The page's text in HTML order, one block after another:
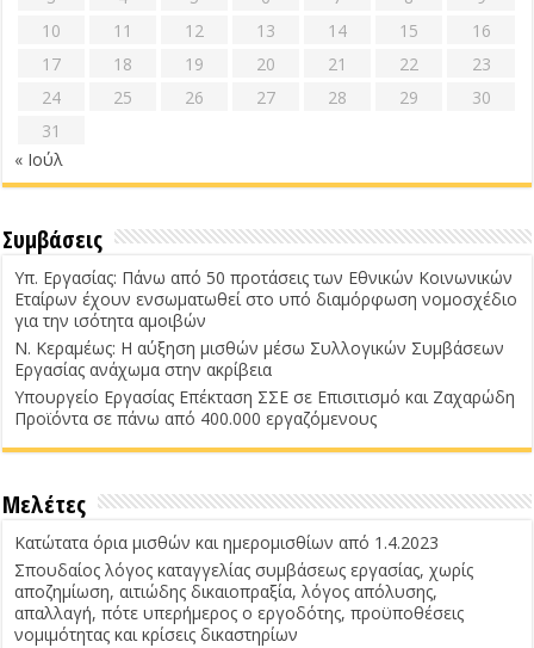
10
11 12 13 14 15
16
17
18 19 20 21 22
23
24
25 26 27 28 29
30
31
« Ιούλ
Συμβάσεις
Υπ. Εργασίας: Πάνω από 50 προτάσεις των Εθνικών Κοινωνικών
Εταίρων έχουν ενσωματωθεί στο υπό διαμόρφωση νομοσχέδιο
για την ισότητα αμοιβών
Ν. Κεραμέως: Η αύξηση μισθών μέσω Συλλογικών Συμβάσεων
Εργασίας ανάχωμα στην ακρίβεια
Υπουργείο Εργασίας Επέκταση ΣΣΕ σε Επισιτισμό και Ζαχαρώδη
Προϊόντα σε πάνω από 400.000 εργαζόμενους
Μελέτες
Κατώτατα όρια μισθών και ημερομισθίων από 1.4.2023
Σπουδαίος λόγος καταγγελίας συμβάσεως εργασίας, χωρίς
αποζημίωση, αιτιώδης δικαιοπραξία, λόγος απόλυσης,
απαλλαγή, πότε υπερήμερος ο εργοδότης, προϋποθέσεις
νομιμότητας και κρίσεις δικαστηρίων